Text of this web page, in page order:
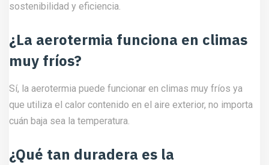
sostenibilidad y eficiencia.
¿La aerotermia funciona en climas
muy fríos?
Sí, la aerotermia puede funcionar en climas muy fríos ya
que utiliza el calor contenido en el aire exterior, no importa
cuán baja sea la temperatura.
¿Qué tan duradera es la